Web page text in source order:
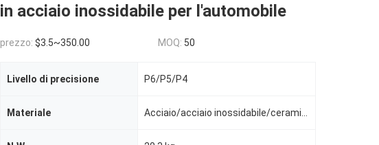
in acciaio inossidabile per l'automobile
prezzo: $3.5~350.00 MOQ: 50
Livello di precisione P6/P5/P4
Materiale